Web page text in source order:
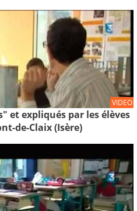
VIDEO
et expliqués par les élèves
de-Claix (Isère)